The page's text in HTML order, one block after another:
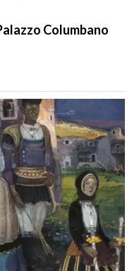
Columbano